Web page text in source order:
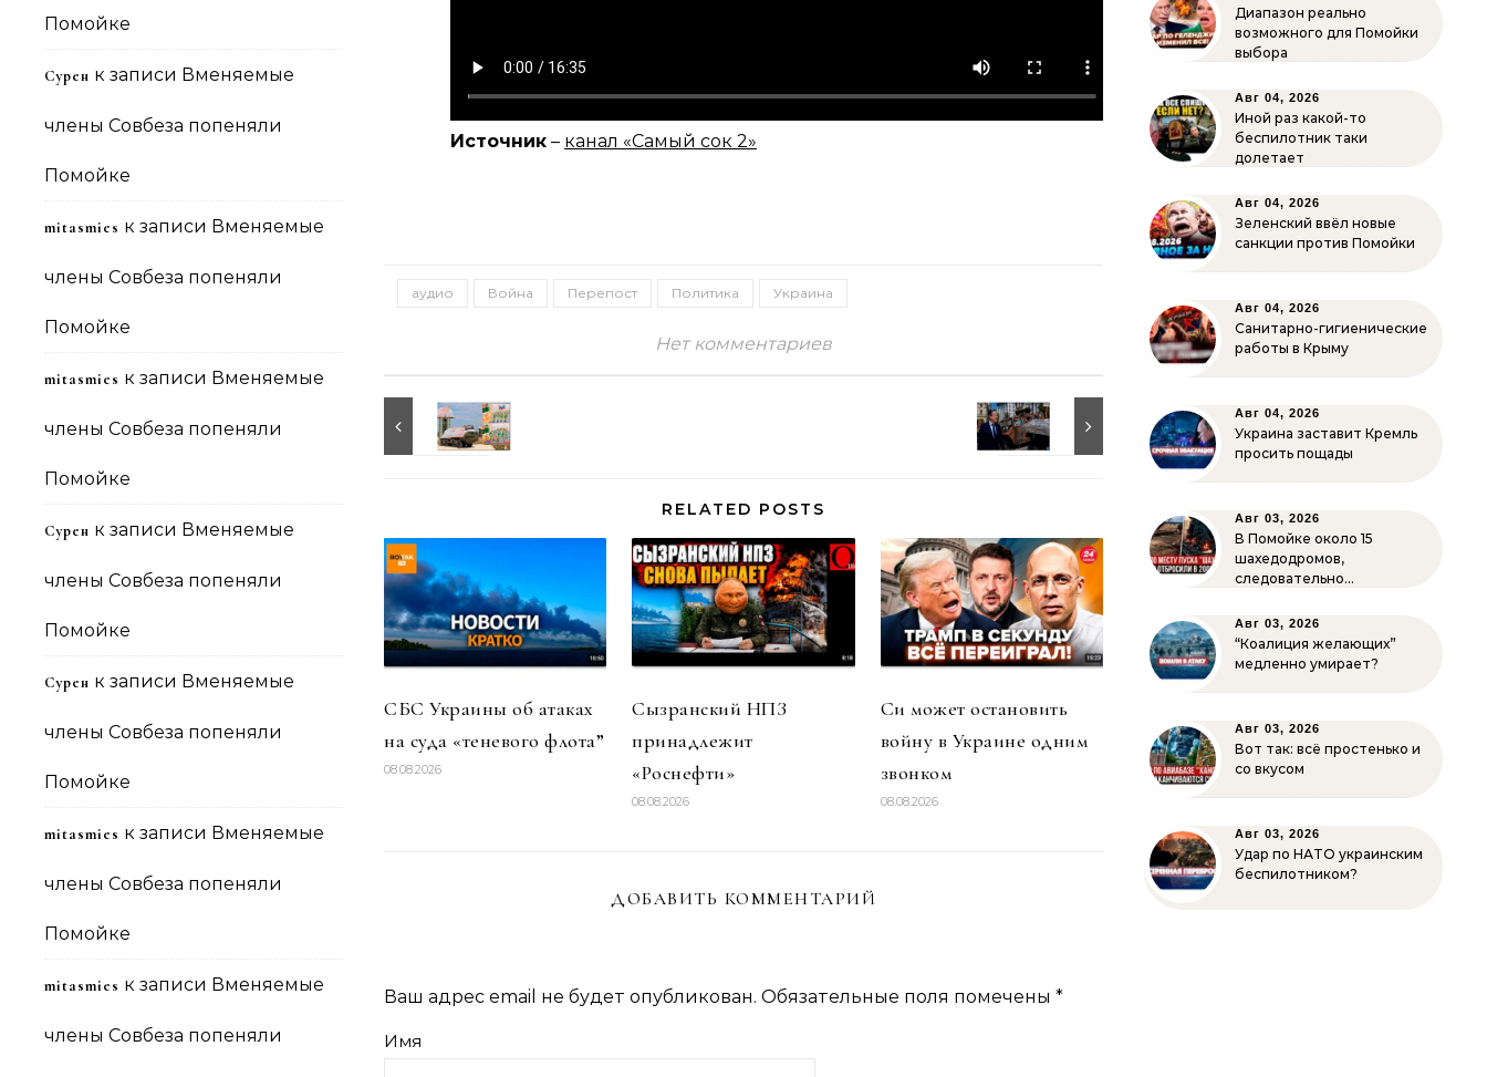
Помойке
Сурен к записи Вменяемые
члены Совбеза попеняли
Помойке
mitasmies к записи Вменяемые
члены Совбеза попеняли
Помойке
mitasmies к записи Вменяемые
члены Совбеза попеняли
Помойке
Сурен к записи Вменяемые
члены Совбеза попеняли
Помойке
Сурен к записи Вменяемые
члены Совбеза попеняли
Помойке
mitasmies к записи Вменяемые
члены Совбеза попеняли
Помойке
mitasmies к записи Вменяемые
члены Совбеза попеняли
Источник – канал «Самый сок 2»
аудио Война Перепост Политика Украина
Нет комментариев
RELATED POSTS
СБС Украины об атаках
на суда «теневого флота”
08.08.2026
Сызранский НПЗ
принадлежит
«Роснефти»
08.08.2026
Си может остановить
войну в Украине одним
звонком
08.08.2026
ДОБАВИТЬ КОММЕНТАРИЙ
Ваш адрес email не будет опубликован. Обязательные поля помечены *
Имя
Диапазон реально
возможного для Помойки
выбора
Авг 04, 2026
Иной раз какой-то
беспилотник таки
долетает
Авг 04, 2026
Зеленский ввёл новые
санкции против Помойки
Авг 04, 2026
Санитарно-гигиенические
работы в Крыму
Авг 04, 2026
Украина заставит Кремль
просить пощады
Авг 03, 2026
В Помойке около 15
шахедодромов,
следовательно…
Авг 03, 2026
“Коалиция желающих”
медленно умирает?
Авг 03, 2026
Вот так: всё простенько и
со вкусом
Авг 03, 2026
Удар по НАТО украинским
беспилотником?